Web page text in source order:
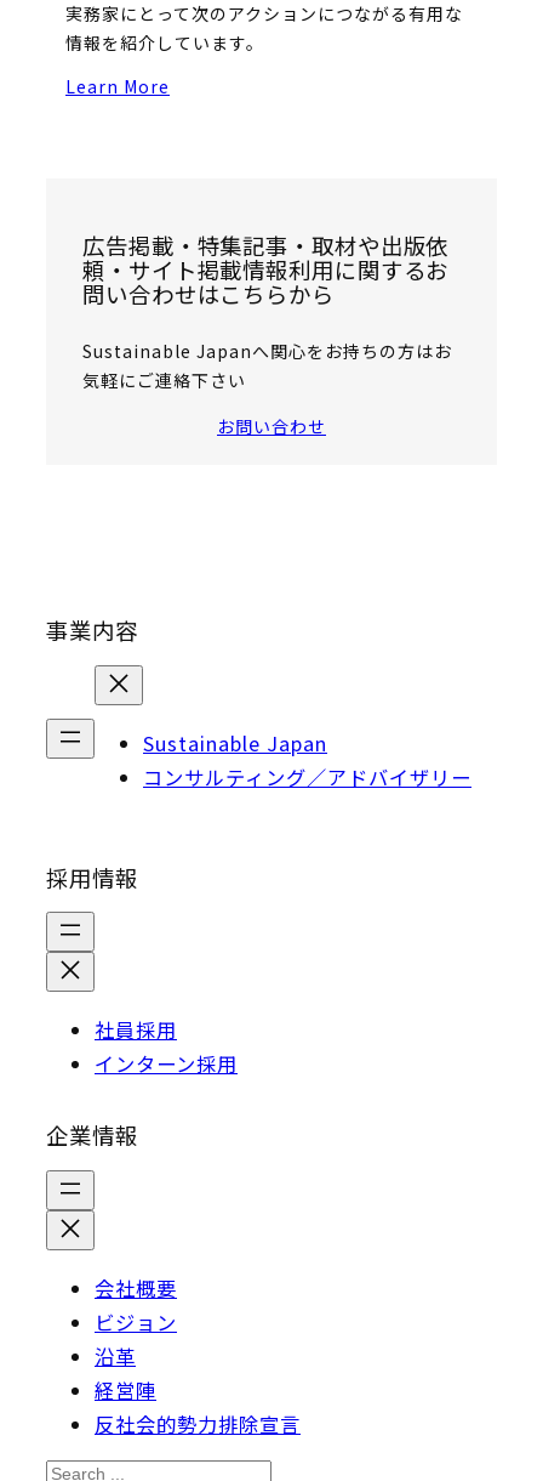
実務家にとって次のアクションにつながる有用な
情報を紹介しています。
Learn More
広告掲載・特集記事・取材や出版依
頼・サイト掲載情報利用に関するお
問い合わせはこちらから
Sustainable Japanへ関心をお持ちの方はお
気軽にご連絡下さい
お問い合わせ
事業内容
Sustainable Japan
コンサルティング／アドバイザリー
採用情報
社員採用
インターン採用
企業情報
会社概要
ビジョン
沿革
経営陣
反社会的勢力排除宣言